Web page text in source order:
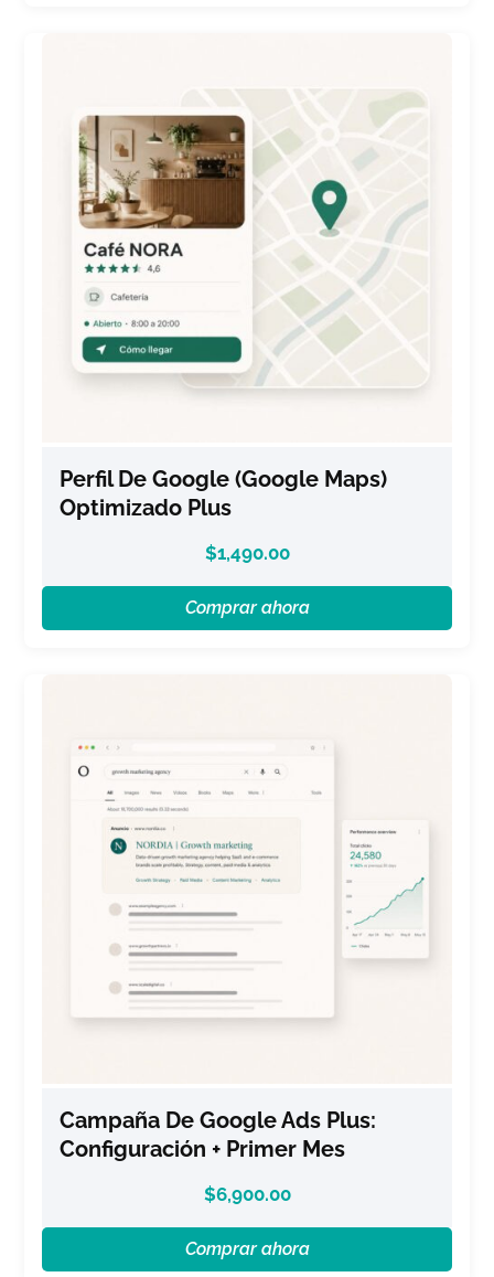
Perfil De Google (Google Maps)
Optimizado Plus
$1,490.00
Comprar ahora
Campaña De Google Ads Plus:
Configuración + Primer Mes
$6,900.00
Comprar ahora